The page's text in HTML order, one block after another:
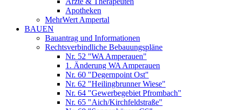
Apotheken
MehrWert Ampertal
BAUEN
Bauantrag und Informationen
Rechtsverbindliche Bebauungspläne
Nr. 52 "WA Amperauen"
1. Änderung WA Amperauen
Nr. 60 "Degernpoint Ost"
Nr. 62 "Heilingbrunner Wiese"
Nr. 64 "Gewerbegebiet Pfrombach"
Nr. 65 "Aich/Kirchfeldstraße"